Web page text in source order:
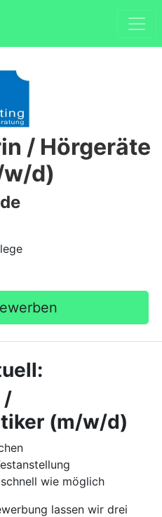
/ Hörgeräte
d)
/
(m/w/d)
wie möglich
lassen wir drei